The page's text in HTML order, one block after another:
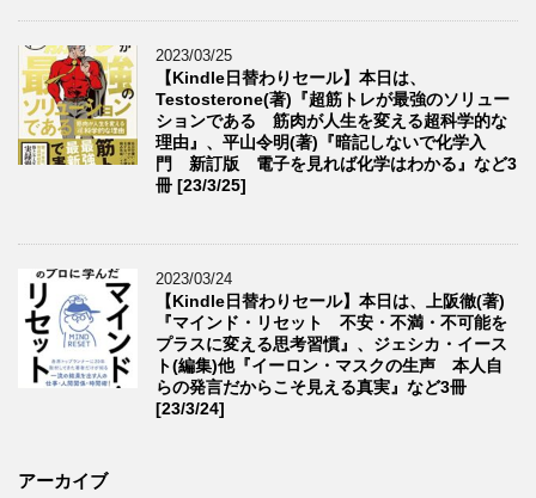
2023/03/25
【Kindle日替わりセール】本日は、
Testosterone(著)『超筋トレが最強のソリュー
ションである 筋肉が人生を変える超科学的な
理由』、平山令明(著)『暗記しないで化学入
門 新訂版 電子を見れば化学はわかる』など3
冊 [23/3/25]
2023/03/24
【Kindle日替わりセール】本日は、上阪徹(著)
『マインド・リセット 不安・不満・不可能を
プラスに変える思考習慣』、ジェシカ・イース
ト(編集)他『イーロン・マスクの生声 本人自
らの発言だからこそ見える真実』など3冊
[23/3/24]
アーカイブ